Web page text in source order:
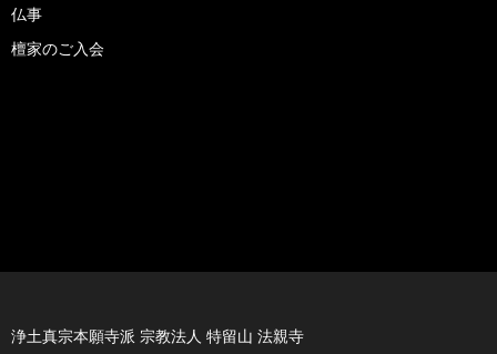
仏事
檀家のご入会
浄土真宗本願寺派 宗教法人 特留山 法親寺